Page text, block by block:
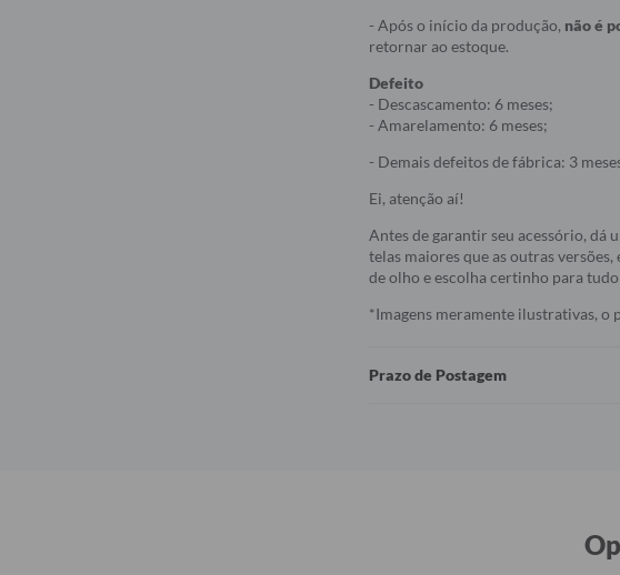
- Após o início da produção, não é
retornar ao estoque.
Defeito
- Descascamento: 6 meses;
- Amarelamento: 6 meses;
- Demais defeitos de fábrica: 3
Ei, atenção aí!
Antes de garantir seu acessório, dá
telas maiores que as outras
de olho e escolha certinho para
*Imagens meramente ilustrativas,
Prazo de Postagem